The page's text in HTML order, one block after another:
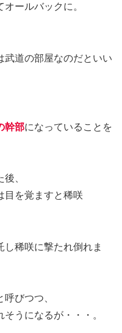
ールバックに。
武道の部屋なのだといい
幹部になっていることを
、
目を覚ますと稀咲
稀咲に撃たれ倒れま
びつつ、
うになるが・・・。